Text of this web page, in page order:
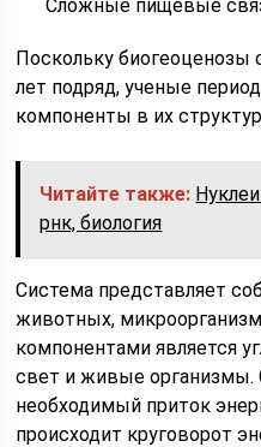
Сложные пищевые
Поскольку
лет подряд, ученые
компоненты в их
Читайте также:
рнк, биология
Система представляет
животных,
компонентами является
свет и живые организмы.
необходимый приток
происходит круговорот